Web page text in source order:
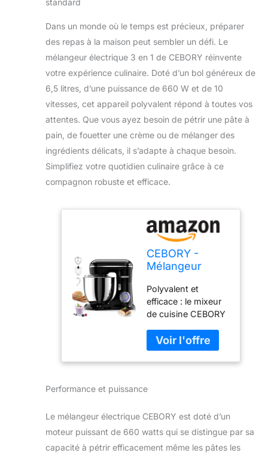
Dans un monde où le temps est précieux, préparer
des repas à la maison peut sembler un défi. Le
mélangeur électrique 3 en 1 de CEBORY réinvente
votre expérience culinaire. Doté d’un bol généreux de
6,5 litres, d’une puissance de 660 W et de 10
vitesses, cet appareil polyvalent répond à toutes vos
attentes. Que vous ayez besoin de pétrir une pâte à
pain, de fouetter une crème ou de mélanger des
ingrédients délicats, il s’adapte à chaque besoin.
Simplifiez votre quotidien culinaire grâce à ce
compagnon robuste et efficace.
CEBORY -
Mélangeur
1, bol de 6,5
litres 660 W et
10 vitesses. Les
mélangeurs
alimentaires
pour la maison
comprennent
pâte, un fouet
mélangeur à
pain
Polyvalent et
efficace : le mixeur
de cuisine CEBORY
multitude de
fonctions, mélange,
pétrissage et
réglages de vitesse
de l'agitation douce
au mélange à
grande vitesse, ce
qui en fait un
Performance et puissance
Le mélangeur électrique CEBORY est doté d’un
moteur puissant de 660 watts qui se distingue par sa
capacité à pétrir efficacement même les pâtes les